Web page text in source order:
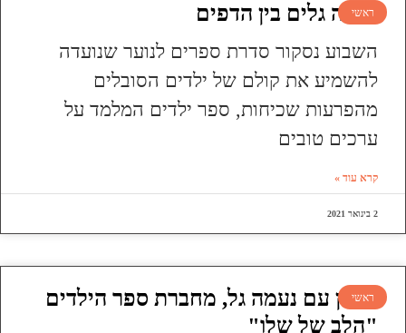
ראשי
עושה גלים בין הדפים
השבוע נסקור סדרת ספרים לנוער שנועדה
להשמיע את קולם של ילדים הסובלים
מהפרעות שכיחות, ספר ילדים המלמד על
ערכים טובים
קרא עוד »
2 בינואר 2021
ראשי
ראיון עם נעמה גל, מחברת ספר הילדים
"הלב של שלו"